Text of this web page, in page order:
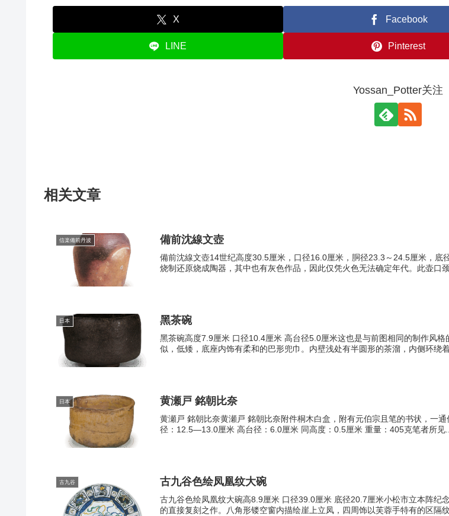
X Facebook
LINE Pinterest
Yossan_Potter关注
相关文章
信楽備前丹波 備前沈線文壺
備前沈線文壺14世纪高度30.5厘米，口径16.0厘米，胴径23.3～24.5厘米，
烧制还原烧成陶器，其中也有灰色作品，因此仅凭火色无法确定年代。此壶口
日本 黑茶碗
黑茶碗高度7.9厘米 口径10.4厘米 高台径5.0厘米这也是与前图相同的制作风
似，低矮，底座内饰有柔和的巴形兜巾。内壁浅处有半圆形的茶溜，内侧环绕
日本 黄瀬戸 銘朝比奈
黄瀬戸 銘朝比奈黄瀬戸 銘朝比奈附件桐木白盒，附有元伯宗且笔的书状，
径：12.5—13.0厘米 高台径：6.0厘米 同高度：0.5厘米 重量：405克笔者所见...
古九谷 古九谷色绘凤凰纹大碗
古九谷色绘凤凰纹大碗高8.9厘米 口径39.0厘米 底径20.7厘米小松市立本阵
的直接复刻之作。八角形镂空窗内描绘崖上立凤，四周饰以芙蓉手特有的区隔